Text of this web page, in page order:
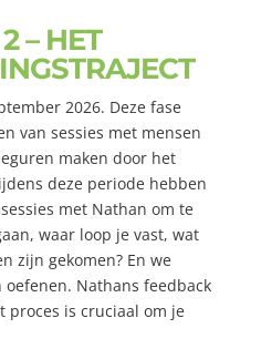
– HET
2026. Deze fase
van sessies met mensen
maken door het
deze periode hebben
met Nathan om te
waar loop je vast, wat
zijn gekomen? En we
Nathans feedback
is cruciaal om je